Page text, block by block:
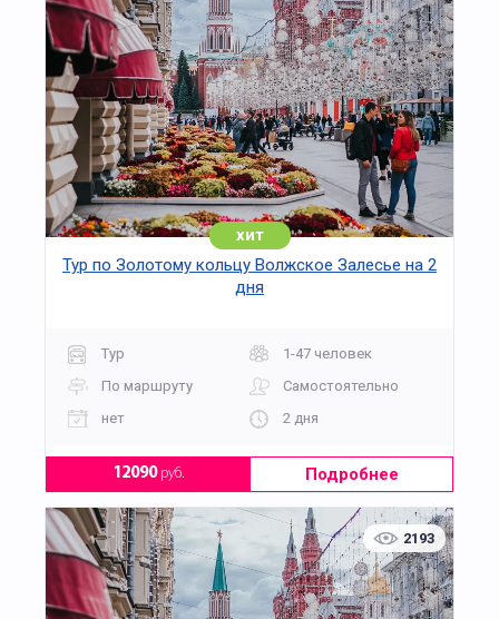
хит
Тур по Золотому кольцу Волжское Залесье на 2
дня
Тур
1-47 человек
По маршруту
Самостоятельно
нет
2 дня
12090руб. Подробнее
2193